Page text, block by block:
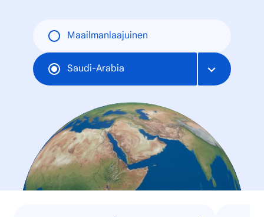
Maailmanlaajuinen
Saudi-Arabia